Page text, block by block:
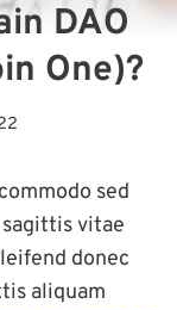
DAO
One)?
sed
vitae
donec
aliquam